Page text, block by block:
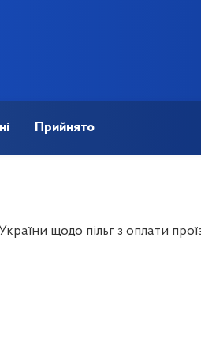
Прийнято
щодо пільг з оплати